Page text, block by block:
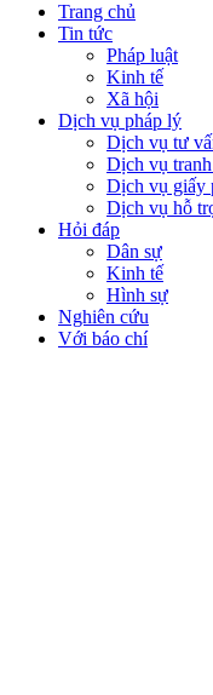
Trang chủ
Tin tức
Pháp luật
Kinh tế
Xã hội
Dịch vụ pháp lý
Dịch vụ tư
Dịch vụ
Dịch vụ giấy
Dịch vụ hỗ
Hỏi đáp
Dân sự
Kinh tế
Hình sự
Nghiên cứu
Với báo chí